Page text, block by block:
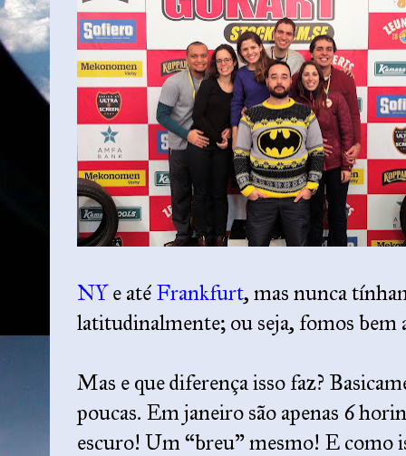
NYe até Frankfurt, mas nunca
latitudinalmente; ou seja, fomos bem
Mas e que diferença isso faz?
poucas. Em janeiro são apenas 6
escuro! Um “breu” mesmo! E como